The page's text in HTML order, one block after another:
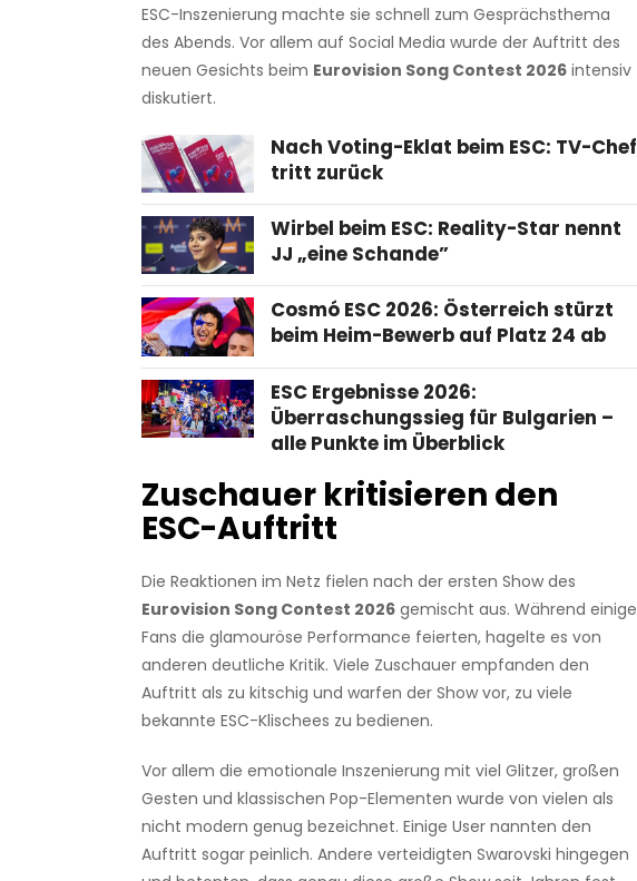
ESC-Inszenierung machte sie schnell zum Gesprächsthema
des Abends. Vor allem auf Social Media wurde der Auftritt des
neuen Gesichts beim Eurovision Song Contest 2026intensiv
diskutiert.
Nach Voting-Eklat beim ESC: TV-Chef
tritt zurück
Wirbel beim ESC: Reality-Star nennt
JJ „eine Schande”
Cosmó ESC 2026: Österreich stürzt
beim Heim-Bewerb auf Platz 24 ab
ESC Ergebnisse 2026:
Überraschungssieg für Bulgarien –
alle Punkte im Überblick
Zuschauer kritisieren den
ESC-Auftritt
Die Reaktionen im Netz fielen nach der ersten Show des
Eurovision Song Contest 2026gemischt aus. Während einige
Fans die glamouröse Performance feierten, hagelte es von
anderen deutliche Kritik. Viele Zuschauer empfanden den
Auftritt als zu kitschig und warfen der Show vor, zu viele
bekannte ESC-Klischees zu bedienen.
Vor allem die emotionale Inszenierung mit viel Glitzer, großen
Gesten und klassischen Pop-Elementen wurde von vielen als
nicht modern genug bezeichnet. Einige User nannten den
Auftritt sogar peinlich. Andere verteidigten Swarovski hingegen